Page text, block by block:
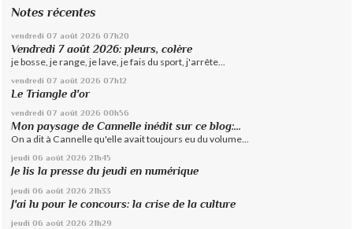
Notes récentes
vendredi 07 août 2026 07h20
Vendredi 7 août 2026: pleurs, colère
je bosse, je range, je lave, je fais du sport, j'arrête...
vendredi 07 août 2026 07h12
Le Triangle d'or
vendredi 07 août 2026 00h56
Mon paysage de Cannelle inédit sur ce blog:...
On a dit à Cannelle qu'elle avait toujours eu du volume...
jeudi 06 août 2026 21h45
Je lis la presse du jeudi en numérique
jeudi 06 août 2026 21h33
J'ai lu pour le concours: la crise de la culture
jeudi 06 août 2026 21h29